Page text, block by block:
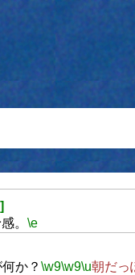
。 \e
か？ \w9\w9\u朝だっ